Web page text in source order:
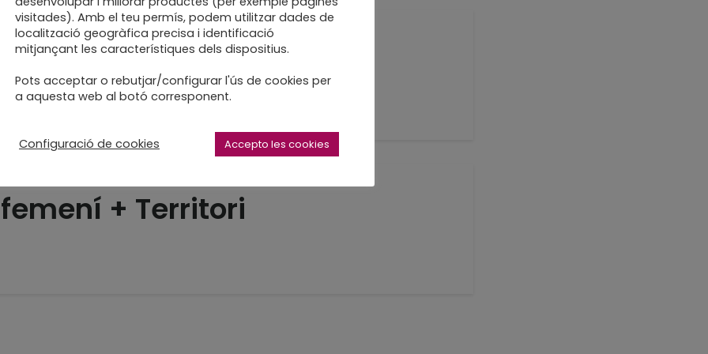
de coses noves
+ Territori
visitades). Amb el teu permís, podem utilitzar dades de
localització geogràfica precisa i identificació
mitjançant les característiques dels dispositius.
Pots acceptar o rebutjar/configurar l'ús de cookies per
a aquesta web al botó corresponent.
Configuració de cookies Accepto les cookies